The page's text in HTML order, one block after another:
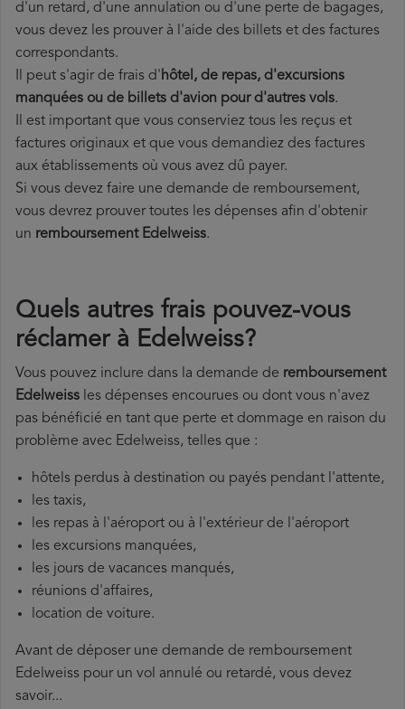
d'un retard, d'une annulation ou d'une perte de bagages,
vous devez les prouver à l'aide des billets et des factures
correspondants.
Il peut s'agir de frais d'hôtel, de repas, d'excursions
manquées ou de billets d'avion pour d'autres vols.
Il est important que vous conserviez tous les reçus et
factures originaux et que vous demandiez des factures
aux établissements où vous avez dû payer.
Si vous devez faire une demande de remboursement,
vous devrez prouver toutes les dépenses afin d'obtenir
un remboursement Edelweiss.
Quels autres frais pouvez-vous
réclamer à Edelweiss?
Vous pouvez inclure dans la demande de remboursement
Edelweiss les dépenses encourues ou dont vous n'avez
pas bénéficié en tant que perte et dommage en raison du
problème avec Edelweiss, telles que :
hôtels perdus à destination ou payés pendant l'attente,
les taxis,
les repas à l'aéroport ou à l'extérieur de l'aéroport
les excursions manquées,
les jours de vacances manqués,
réunions d'affaires,
location de voiture.
Avant de déposer une demande de remboursement
Edelweiss pour un vol annulé ou retardé, vous devez
savoir...